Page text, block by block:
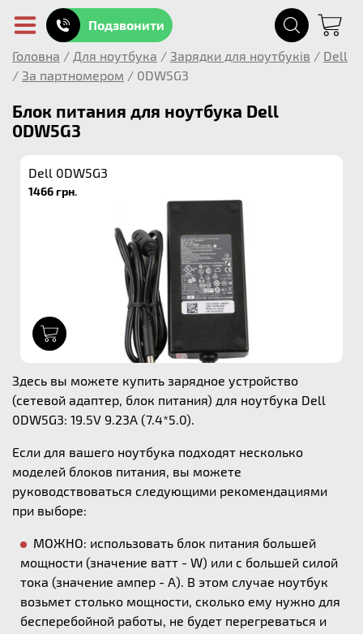
Подзвонити
Головна / Для ноутбука / Зарядки для ноутбуків / Dell
/ За партномером / 0DW5G3
Блок питания для ноутбука Dell
0DW5G3
Dell 0DW5G3
1466 грн.
Здесь вы можете купить зарядное устройство
(сетевой адаптер, блок питания) для ноутбука Dell
0DW5G3: 19.5V 9.23A (7.4*5.0).
Если для вашего ноутбука подходят несколько
моделей блоков питания, вы можете
руководствоваться следующими рекомендациями
при выборе:
МОЖНО: использовать блок питания большей
мощности (значение ватт - W) или с большей силой
тока (значение ампер - А). В этом случае ноутбук
возьмет столько мощности, сколько ему нужно для
бесперебойной работы, не будет перегреваться и